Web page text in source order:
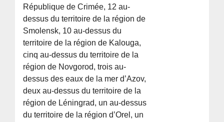
République de Crimée, 12 au-
dessus du territoire de la région de
Smolensk, 10 au-dessus du
territoire de la région de Kalouga,
cinq au-dessus du territoire de la
région de Novgorod, trois au-
dessus des eaux de la mer d’Azov,
deux au-dessus du territoire de la
région de Léningrad, un au-dessus
du territoire de la région d’Orel, un